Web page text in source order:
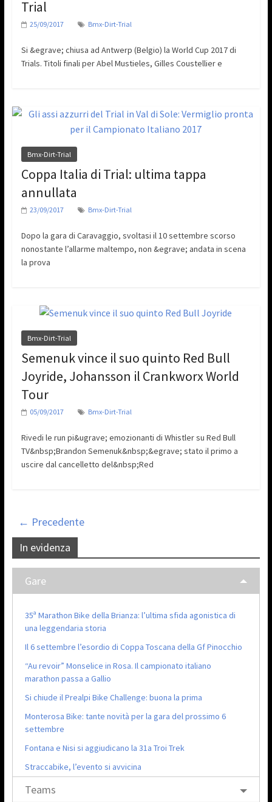
Trial
25/09/2017 Bmx-Dirt-Trial
Si &egrave; chiusa ad Antwerp (Belgio) la World Cup 2017 di
Trials. Titoli finali per Abel Mustieles, Gilles Coustellier e
Bmx-Dirt-Trial
Coppa Italia di Trial: ultima tappa
annullata
23/09/2017 Bmx-Dirt-Trial
Dopo la gara di Caravaggio, svoltasi il 10 settembre scorso
nonostante l’allarme maltempo, non &egrave; andata in scena
la prova
Bmx-Dirt-Trial
Semenuk vince il suo quinto Red Bull
Joyride, Johansson il Crankworx World
Tour
05/09/2017 Bmx-Dirt-Trial
Rivedi le run pi&ugrave; emozionanti di Whistler su Red Bull
TV&nbsp;Brandon Semenuk&nbsp;&egrave; stato il primo a
uscire dal cancelletto del&nbsp;Red
← Precedente
In evidenza
Gare
35ª Marathon Bike della Brianza: l’ultima sfida agonistica di
una leggendaria storia
Il 6 settembre l’esordio di Coppa Toscana della Gf Pinocchio
“Au revoir” Monselice in Rosa. Il campionato italiano
marathon passa a Gallio
Si chiude il Prealpi Bike Challenge: buona la prima
Monterosa Bike: tante novità per la gara del prossimo 6
settembre
Fontana e Nisi si aggiudicano la 31a Troi Trek
Straccabike, l’evento si avvicina
Teams